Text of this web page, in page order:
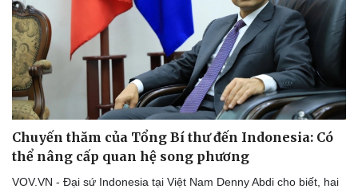
Chuyến thăm của Tổng Bí thư đến Indonesia: Có
thể nâng cấp quan hệ song phương
VOV.VN - Đại sứ Indonesia tại Việt Nam Denny Abdi cho biết, hai